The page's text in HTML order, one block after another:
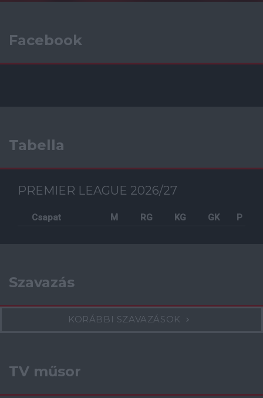
Facebook
Tabella
PREMIER LEAGUE 2026/27
Csapat M RG KG GK P
Szavazás
KORÁBBI SZAVAZÁSOK
TV műsor